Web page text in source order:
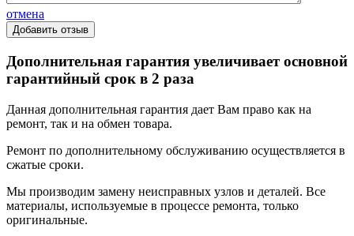
отмена
Дополнительная гарантия увеличивает основной
гарантийный срок в 2 раза
Данная дополнительная гарантия дает Вам право как на
ремонт, так и на обмен товара.
Ремонт по дополнительному обслуживанию осуществляется в
сжатые сроки.
Мы производим замену неисправных узлов и деталей. Все
материалы, используемые в процессе ремонта, только
оригинальные.